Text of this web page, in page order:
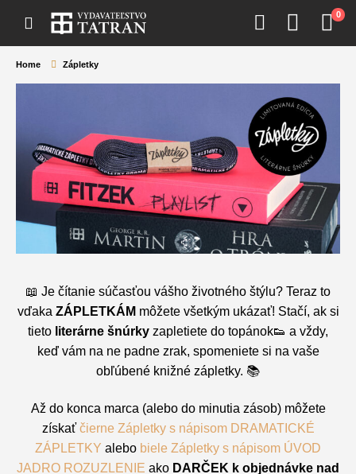
0
Home Zápletky
📖 Je čítanie súčasťou vášho životného štýlu? Teraz to
vďaka ZÁPLETKÁM môžete všetkým ukázať! Stačí, ak si
tieto literárne šnúrky zapletiete do topánok👟 a vždy,
keď vám na ne padne zrak, spomeniete si na vaše
obľúbené knižné zápletky. 📚
Až do konca marca (alebo do minutia zásob) môžete
získať čierne Zápletky s nápisom DRAMATICKÉ
ZÁPLETKY alebo biele Zápletky s nápisom ÚVOD
JADRO ROZUZLENIE ako DARČEK k objednávke nad